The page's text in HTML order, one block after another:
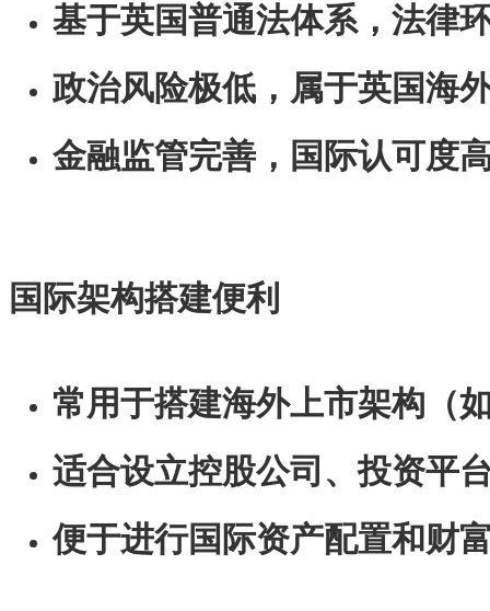
基于英国普通法体系，法律
政治风险极低，属于英国海
金融监管完善，国际认可度
国际架构搭建便利
常用于搭建海外上市架构（
适合设立控股公司、投资平
便于进行国际资产配置和财